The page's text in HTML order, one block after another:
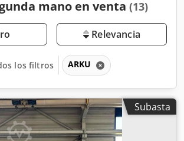
mano en venta (13)
Relevancia
los filtros ARKU
Subasta